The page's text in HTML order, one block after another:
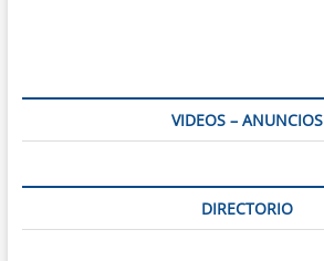
VIDEOS – ANUNCIOS
DIRECTORIO